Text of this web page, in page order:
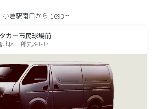
小倉駅南口から 1693m
カー市民球場前
区三郎丸3-1-17